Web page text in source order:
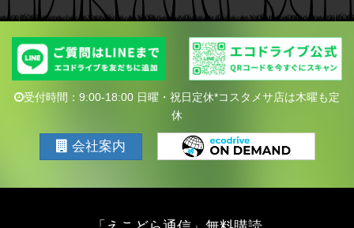
受付時間：9:00-18:00 日曜・祝日定休*コスタメサ店は木曜も定
休
会社案内